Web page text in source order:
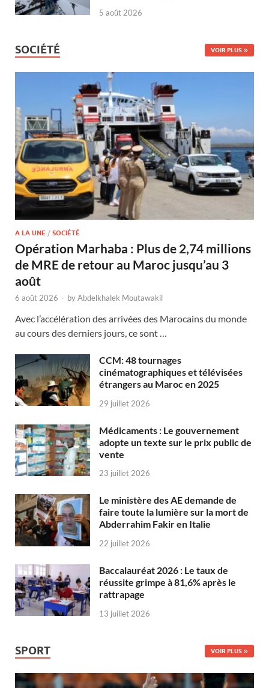
5 août 2026
SOCIÉTÉ VOIR PLUS
A LA UNE / SOCIÉTÉ
Opération Marhaba : Plus de 2,74 millions
de MRE de retour au Maroc jusqu’au 3
août
6 août 2026 - byAbdelkhalek Moutawakil
Avec l’accélération des arrivées des Marocains du monde
au cours des derniers jours, ce sont …
CCM: 48 tournages
cinématographiques et télévisées
étrangers au Maroc en 2025
29 juillet 2026
Médicaments : Le gouvernement
adopte un texte sur le prix public de
vente
23 juillet 2026
Le ministère des AE demande de
faire toute la lumière sur la mort de
Abderrahim Fakir en Italie
22 juillet 2026
Baccalauréat 2026 : Le taux de
réussite grimpe à 81,6% après le
rattrapage
13 juillet 2026
SPORT VOIR PLUS